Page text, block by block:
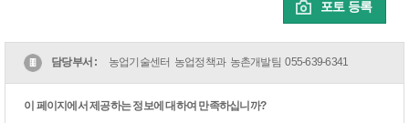
포토 등록
담당부서 : 농업기술센터 농업정책과 농촌개발팀055-639-6341
이 페이지에서 제공하는 정보에 대하여 만족하십니까?